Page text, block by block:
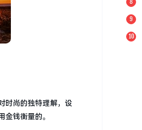
时尚的独特理解，设
钱衡量的。
8
9
10